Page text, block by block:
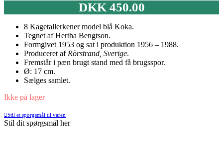
DKK450.00
8 Kagetallerkener model blå Koka.
Tegnet af Hertha Bengtson.
Formgivet 1953 og sat i produktion 1956 – 1988.
Produceret afRörstrand, Sverige.
Fremstår i pæn brugt stand med få brugsspor.
Ø: 17 cm.
Sælges samlet.
Ikke på lager
Stil et spørgsmål til varen
Stil dit spørgsmål her